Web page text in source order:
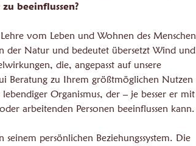
beeinflussen?
vom Leben und Wohnen des Menschen
der Natur und bedeutet übersetzt Wind und
die, angepasst auf unsere
Beratung zu Ihrem größtmöglichen Nutzen
Organismus, der – je besser er mit
arbeitenden Personen beeinflussen kann.
persönlichen Beziehungssystem. Die